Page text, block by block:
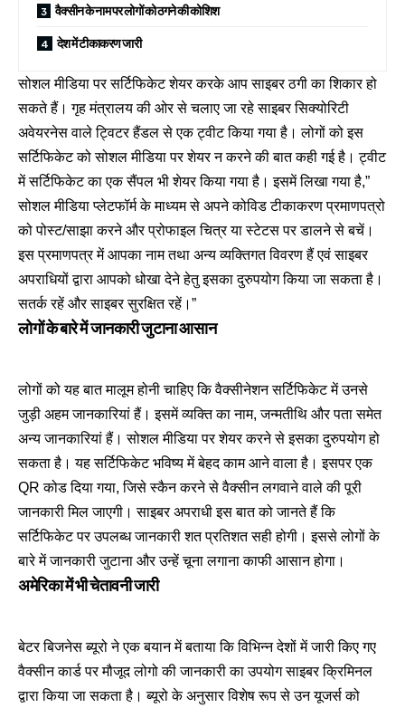
वैक्सीन के नाम पर लोगों को ठगने की कोशिश
देश में टीकाकरण जारी
सोशल मीडिया पर सर्टिफिकेट शेयर करके आप साइबर ठगी का शिकार हो
सकते हैं। गृह मंत्रालय की ओर से चलाए जा रहे साइबर सिक्योरिटी
अवेयरनेस वाले ट्विटर हैंडल से एक ट्वीट किया गया है। लोगों को इस
सर्टिफिकेट को सोशल मीडिया पर शेयर न करने की बात कही गई है। ट्वीट
में सर्टिफिकेट का एक सैंपल भी शेयर किया गया है। इसमें लिखा गया है,”
सोशल मीडिया प्लेटफॉर्म के माध्यम से अपने कोविड टीकाकरण प्रमाणपत्रो
को पोस्ट/साझा करने और प्रोफाइल चित्र या स्टेटस पर डालने से बचें।
इस प्रमाणपत्र में आपका नाम तथा अन्य व्यक्तिगत विवरण हैं एवं साइबर
अपराधियों द्वारा आपको धोखा देने हेतु इसका दुरुपयोग किया जा सकता है।
सतर्क रहें और साइबर सुरक्षित रहें।”
लोगों के बारे में जानकारी जुटाना आसान
लोगों को यह बात मालूम होनी चाहिए कि वैक्सीनेशन सर्टिफिकेट में उनसे
जुड़ी अहम जानकारियां हैं। इसमें व्यक्ति का नाम, जन्मतीथि और पता समेत
अन्य जानकारियां हैं। सोशल मीडिया पर शेयर करने से इसका दुरुपयोग हो
सकता है। यह सर्टिफिकेट भविष्य में बेहद काम आने वाला है। इसपर एक
QR कोड दिया गया, जिसे स्कैन करने से वैक्सीन लगवाने वाले की पूरी
जानकारी मिल जाएगी। साइबर अपराधी इस बात को जानते हैं कि
सर्टिफिकेट पर उपलब्ध जानकारी शत प्रतिशत सही होगी। इससे लोगों के
बारे में जानकारी जुटाना और उन्हें चूना लगाना काफी आसान होगा।
अमेरिका में भी चेतावनी जारी
बेटर बिजनेस ब्यूरो ने एक बयान में बताया कि विभिन्न देशों में जारी किए गए
वैक्सीन कार्ड पर मौजूद लोगो की जानकारी का उपयोग साइबर क्रिमिनल
द्वारा किया जा सकता है। ब्यूरो के अनुसार विशेष रूप से उन यूजर्स को